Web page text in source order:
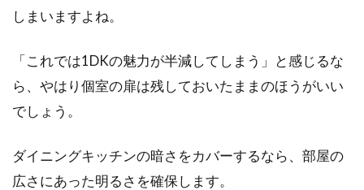
しまいますよね。
「これでは1DKの魅力が半減してしまう」と感じるな
ら、やはり個室の扉は残しておいたままのほうがいい
でしょう。
ダイニングキッチンの暗さをカバーするなら、部屋の
広さにあった明るさを確保します。